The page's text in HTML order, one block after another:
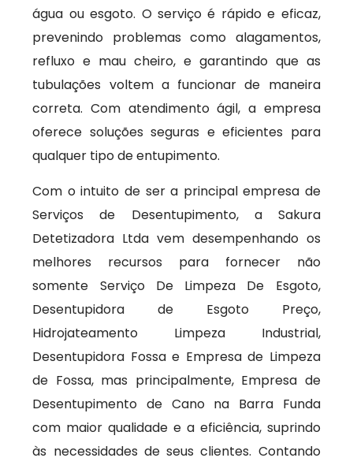
água ou esgoto. O serviço é rápido e eficaz,
prevenindo problemas como alagamentos,
refluxo e mau cheiro, e garantindo que as
tubulações voltem a funcionar de maneira
correta. Com atendimento ágil, a empresa
oferece soluções seguras e eficientes para
qualquer tipo de entupimento.
Com o intuito de ser a principal empresa de
Serviços de Desentupimento, a Sakura
Detetizadora Ltda vem desempenhando os
melhores recursos para fornecer não
somente Serviço De Limpeza De Esgoto,
Desentupidora de Esgoto Preço,
Hidrojateamento Limpeza Industrial,
Desentupidora Fossa e Empresa de Limpeza
de Fossa, mas principalmente, Empresa de
Desentupimento de Cano na Barra Funda
com maior qualidade e a eficiência, suprindo
às necessidades de seus clientes. Contando